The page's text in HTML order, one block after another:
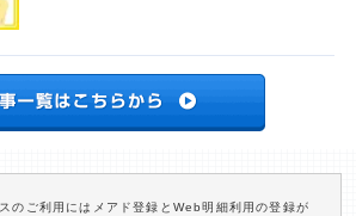
のご利用にはメアド登録とWeb明細利用の登録が